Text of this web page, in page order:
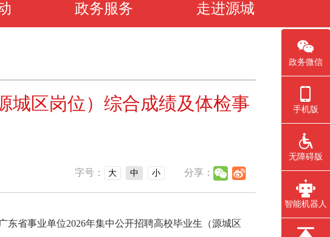
政务服务 走进源城
城区岗位）综合成绩及体检事
字号： 大 中 小 分享：
省事业单位2026年集中公开招聘高校毕业生（源城区
政务微信
手机版
无障碍版
智能机器人